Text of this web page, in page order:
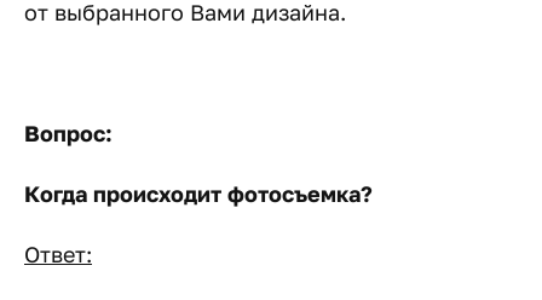
от выбранного Вами дизайна.
Вопрос:
Когда происходит фотосъемка?
Ответ: